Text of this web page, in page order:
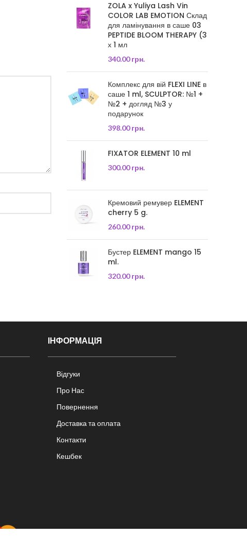
ZOLA x Yuliya Lash Vin
COLOR LAB EMOTION Склад
для ламінування в саше 03
PEPTIDE BLOOM THERAPY (3
х 1 мл
340.00грн.
Комплекс для вій FLEXI LINE в
саше 1 ml, SCULPTOR: №1 +
№2 + догляд №3 у
подарунок
398.00грн.
FIXATOR ELEMENT 10 ml
300.00грн.
Кремовий ремувер ELEMENT
cherry 5 g.
260.00грн.
Бустер ELEMENT mango 15
ml.
320.00грн.
ІНФОРМАЦІЯ
Відгуки
Про Нас
Повернення
Доставка та оплата
Контакти
Кешбек